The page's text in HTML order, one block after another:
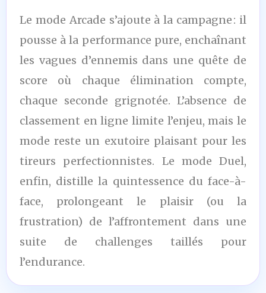
Le mode Arcade s’ajoute à la campagne : il
pousse à la performance pure, enchaînant
les vagues d’ennemis dans une quête de
score où chaque élimination compte,
chaque seconde grignotée. L’absence de
classement en ligne limite l’enjeu, mais le
mode reste un exutoire plaisant pour les
tireurs perfectionnistes. Le mode Duel,
enfin, distille la quintessence du face-à-
face, prolongeant le plaisir (ou la
frustration) de l’affrontement dans une
suite de challenges taillés pour
l’endurance.